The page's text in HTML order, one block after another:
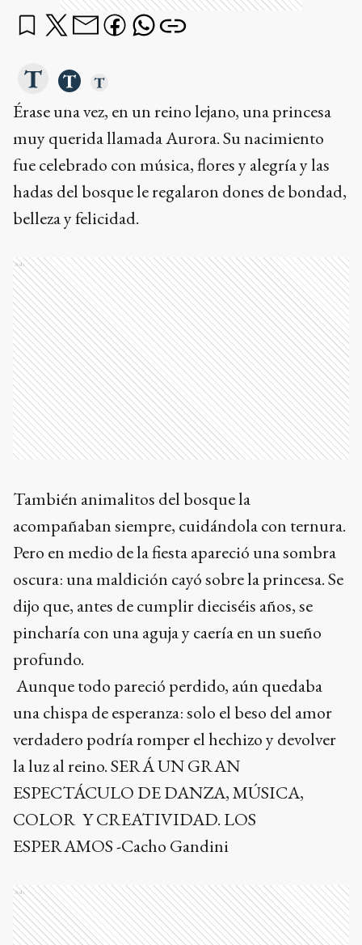
Érase una vez, en un reino lejano, una princesa
muy querida llamada Aurora. Su nacimiento
fue celebrado con música, flores y alegría y las
hadas del bosque le regalaron dones de bondad,
belleza y felicidad.
Ads
También animalitos del bosque la
acompañaban siempre, cuidándola con ternura.
Pero en medio de la fiesta apareció una sombra
oscura: una maldición cayó sobre la princesa. Se
dijo que, antes de cumplir dieciséis años, se
pincharía con una aguja y caería en un sueño
profundo.
Aunque todo pareció perdido, aún quedaba
una chispa de esperanza: solo el beso del amor
verdadero podría romper el hechizo y devolver
la luz al reino. SERÁ UN GRAN
ESPECTÁCULO DE DANZA, MÚSICA,
COLOR Y CREATIVIDAD. LOS
ESPERAMOS -Cacho Gandini
Ads